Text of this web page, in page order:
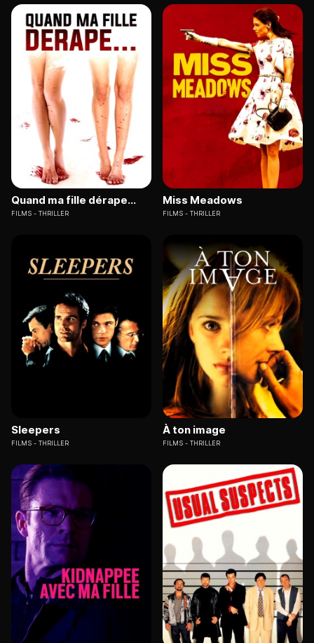
Quand ma fille dérape...
FILMS THRILLER
Miss Meadows
FILMS THRILLER
Sleepers
FILMS THRILLER
À ton image
FILMS THRILLER